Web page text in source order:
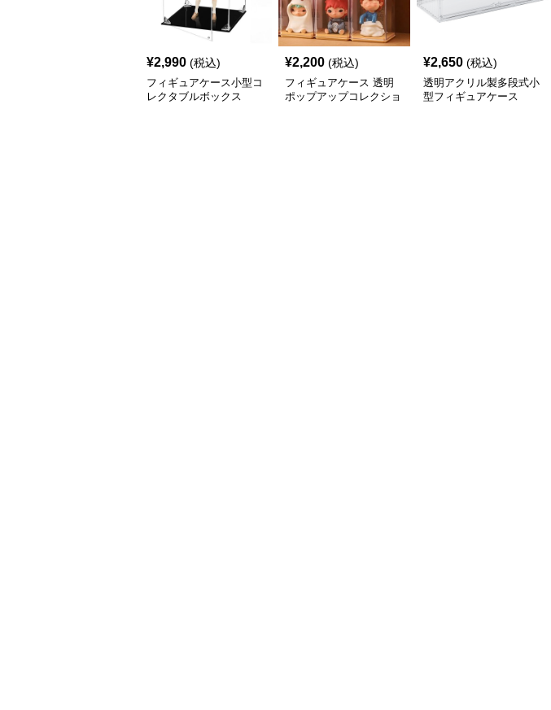
¥2,990 (税込)
フィギュアケース小型コ
レクタブルボックス
¥2,200 (税込)
フィギュアケース 透明
ポップアップコレクショ
¥2,650 (税込)
透明アクリル製多段式小
型フィギュアケース